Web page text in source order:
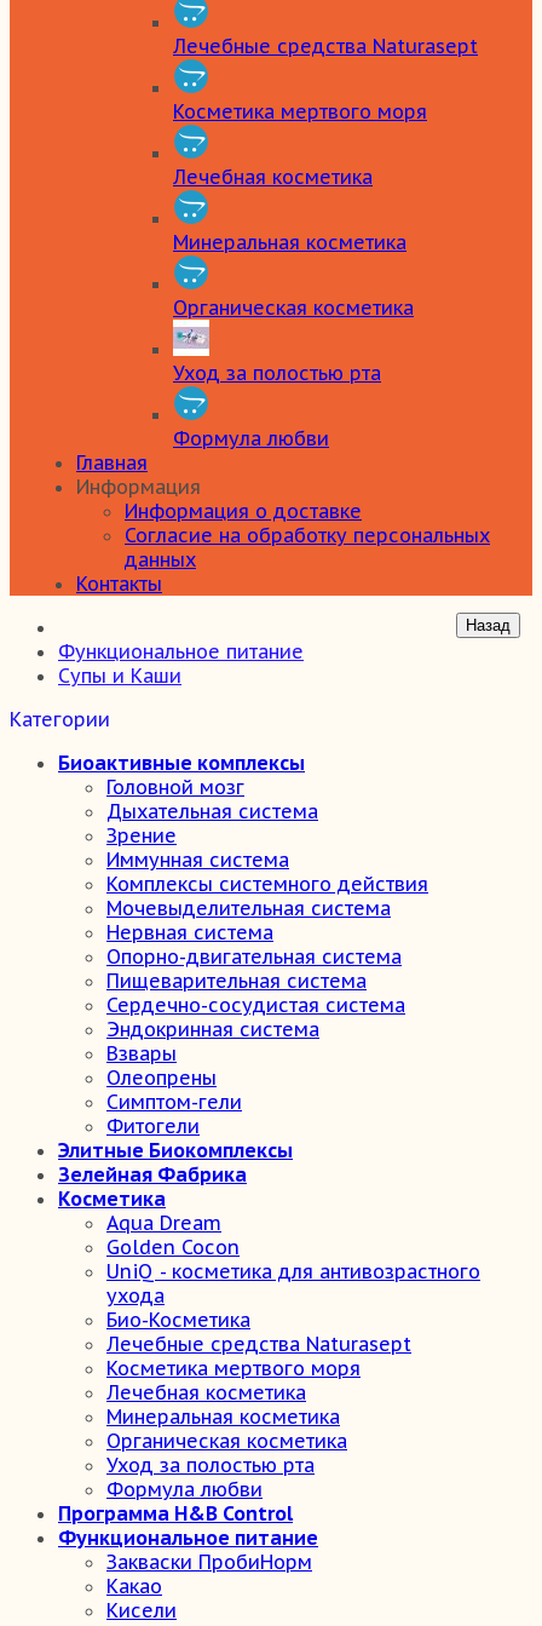
Лечебные средства Naturasept
Косметика мертвого моря
Лечебная косметика
Минеральная косметика
Органическая косметика
Уход за полостью рта
Формула любви
Главная
Информация
Информация о доставке
Согласие на обработку персональных
данных
Контакты
Функциональное питание
Супы и Каши
Категории
Биоактивные комплексы
Головной мозг
Дыхательная система
Зрение
Иммунная система
Комплексы системного действия
Мочевыделительная система
Нервная система
Опорно-двигательная система
Пищеварительная система
Сердечно-сосудистая система
Эндокринная система
Взвары
Олеопрены
Симптом-гели
Фитогели
Элитные Биокомплексы
Зелейная Фабрика
Косметика
Aqua Dream
Golden Cocon
UniQ - косметика для антивозрастного
ухода
Био-Косметика
Лечебные средства Naturasept
Косметика мертвого моря
Лечебная косметика
Минеральная косметика
Органическая косметика
Уход за полостью рта
Формула любви
Программа H&B Control
Функциональное питание
Закваски ПробиНорм
Какао
Кисели